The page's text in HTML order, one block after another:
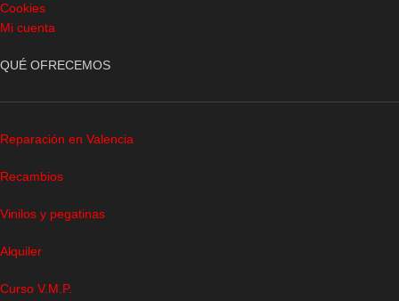
Cookies
Mi cuenta
QUÉ OFRECEMOS
Reparación en Valencia
Recambios
Vinilos y pegatinas
Alquiler
Curso V.M.P.